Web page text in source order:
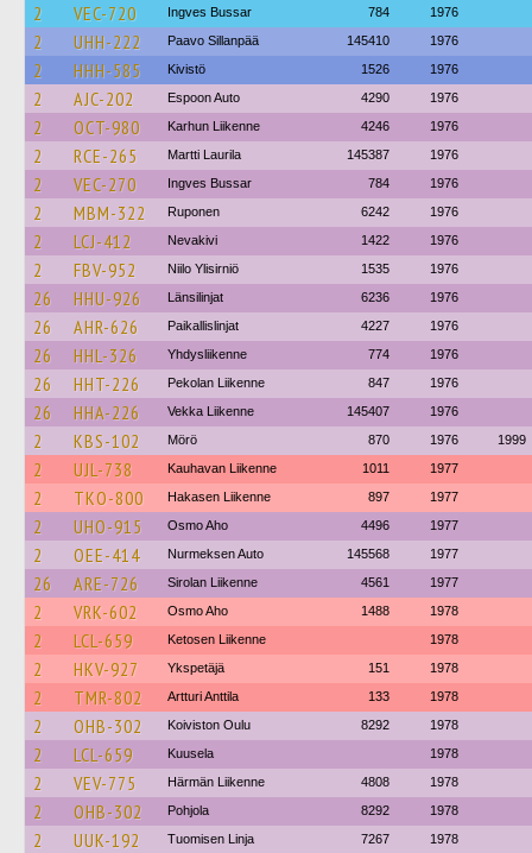
2 VEC-720 Ingves Bussar 784 1976
2 UHH-222 Paavo Sillanpää 145410 1976
2 HHH-585 Kivistö 1526 1976
2 AJC-202 Espoon Auto 4290 1976
2 OCT-980 Karhun Liikenne 4246 1976
2 RCE-265 Martti Laurila 145387 1976
2 VEC-270 Ingves Bussar 784 1976
2 MBM-322 Ruponen 6242 1976
2 LCJ-412 Nevakivi 1422 1976
2 FBV-952 Niilo Ylisirniö 1535 1976
26 HHU-926 Länsilinjat 6236 1976
26 AHR-626 Paikallislinjat 4227 1976
26 HHL-326 Yhdysliikenne 774 1976
26 HHT-226 Pekolan Liikenne 847 1976
26 HHA-226 Vekka Liikenne 145407 1976
2 KBS-102 Mörö 870 1976 1999
2 UJL-738 Kauhavan Liikenne 1011 1977
2 TKO-800 Hakasen Liikenne 897 1977
2 UHO-915 Osmo Aho 4496 1977
2 OEE-414 Nurmeksen Auto 145568 1977
26 ARE-726 Sirolan Liikenne 4561 1977
2 VRK-602 Osmo Aho 1488 1978
2 LCL-659 Ketosen Liikenne 1978
2 HKV-927 Ykspetäjä 151 1978
2 TMR-802 Artturi Anttila 133 1978
2 OHB-302 Koiviston Oulu 8292 1978
2 LCL-659 Kuusela 1978
2 VEV-775 Härmän Liikenne 4808 1978
2 OHB-302 Pohjola 8292 1978
2 UUK-192 Tuomisen Linja 7267 1978